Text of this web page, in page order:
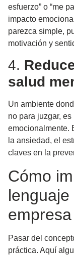
esfuerzo” o “me
impacto
parezca simple,
motivación y
4.
salud
Un ambiente
no para juzgar,
emocionalmente.
la ansiedad, el
claves en la
Cómo
empresa
Pasar del
práctica. Aquí